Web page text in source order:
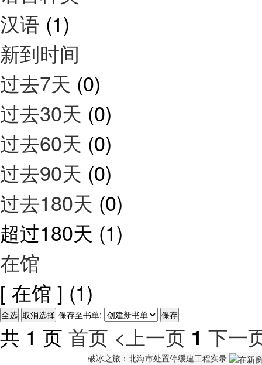
汉语 (1)
新到时间
过去7天 (0)
过去30天 (0)
过去60天 (0)
过去90天 (0)
过去180天 (0)
超过180天 (1)
在馆
[ 在馆 ] (1)
保存至书单:
共 1 页 首页 <上一页 1 下一
破冰之旅：北海市处置停缓建工程实录